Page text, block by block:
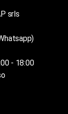
srls
- 18:00